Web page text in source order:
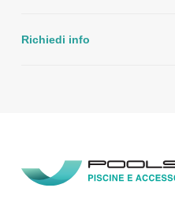
Richiedi info